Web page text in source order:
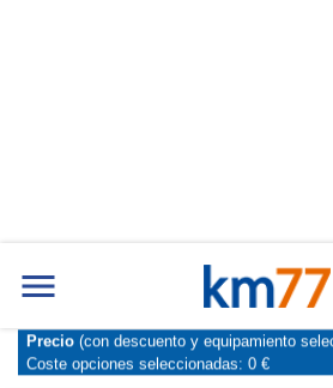
Marcas
Precio (con descuento y equipamiento
Coste opciones seleccionadas: 0 €